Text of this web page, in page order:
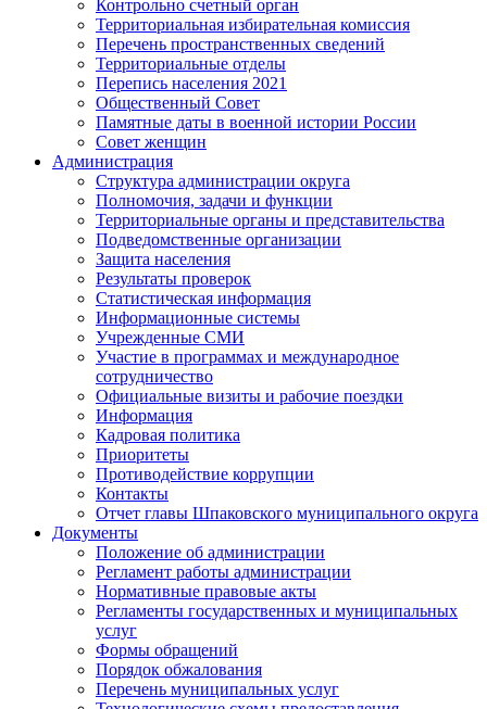
Контрольно счетный орган
Территориальная избирательная комиссия
Перечень пространственных сведений
Территориальные отделы
Перепись населения 2021
Общественный Совет
Памятные даты в военной истории России
Совет женщин
Администрация
Структура администрации округа
Полномочия, задачи и функции
Территориальные органы и представительства
Подведомственные организации
Защита населения
Результаты проверок
Статистическая информация
Информационные системы
Учрежденные СМИ
Участие в программах и международное
сотрудничество
Официальные визиты и рабочие поездки
Информация
Кадровая политика
Приоритеты
Противодействие коррупции
Контакты
Отчет главы Шпаковского муниципального округа
Документы
Положение об администрации
Регламент работы администрации
Нормативные правовые акты
Регламенты государственных и муниципальных
услуг
Формы обращений
Порядок обжалования
Перечень муниципальных услуг